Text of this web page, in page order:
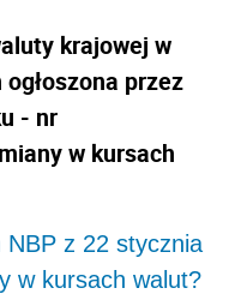
krajowej w
przez
- nr
w kursach
NBP z 22 stycznia
w kursach walut?